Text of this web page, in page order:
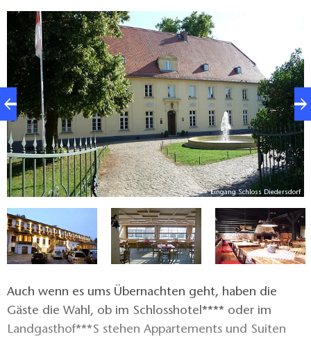
Dem Hotel liegt die regionale Küche am Herzen -
durch gezielten Einkauf werden aktiv hiesige
Produzenten unterstützt.
Eingang Schloss Diedersdorf
Auch wenn es ums Übernachten geht, haben die
Gäste die Wahl, ob im Schlosshotel**** oder im
Landgasthof***S stehen Appartements und Suiten